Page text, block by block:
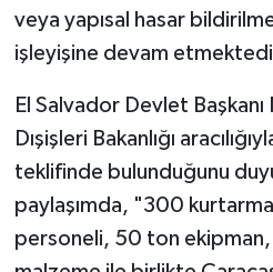
veya yapısal hasar
işleyişine devam
El Salvador Devlet
Dışişleri Bakanlığı
teklifinde bulunduğunu
paylaşımda, "300
personeli, 50 ton ekipman,